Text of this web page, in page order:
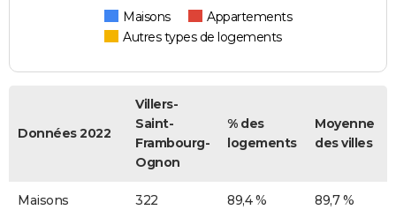
Maisons
Appartements
Autres types de logements
Données 2022
Villers-
Saint-
Frambourg-
Ognon
% des
logements
Moyenne
des villes
Maisons 322 89,4 % 89,7 %